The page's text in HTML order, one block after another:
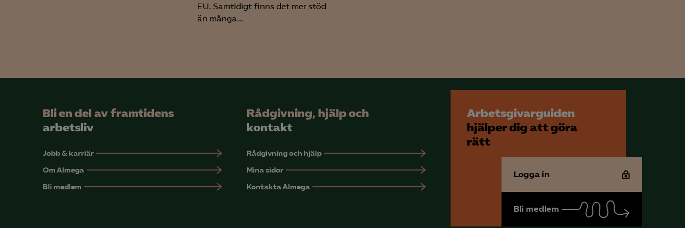
Meta Pixel
Leadfeeder
EU. Samtidigt finns det mer stöd
än många...
Bli en del av framtidens
arbetsliv
Jobb & karriär
Om Almega
Bli medlem
Rådgivning, hjälp och
kontakt
Rådgivning och hjälp
Mina sidor
Kontakta Almega
Arbetsgivarguiden
hjälper dig att göra
rätt
Logga in
Bli medlem